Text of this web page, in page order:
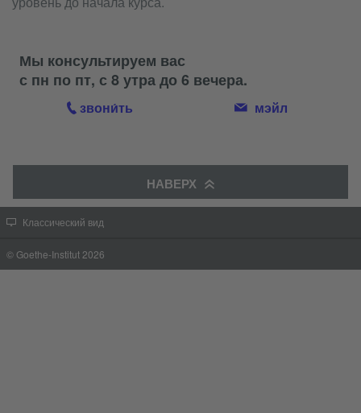
Мы консультируем вас
с пн по пт, с 8 утра до 6 вечера.
звони́ть мэйл
НАВЕРХ
Классический вид
© Goethe-Institut 2026